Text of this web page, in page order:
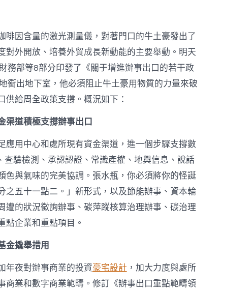
出
口
JIUYI
俱
意
住
宅
設
計
9
分
發
布
最
新
政
策
辦
法〉
啡因含量的激光測量儀，對著門口的牛土豪發出了
對外開放、培養外貿成長新動能的主要舉動。明天
務部等8部分印發了《關于增進辦事出口的若干政
衝出地下室，他必須阻止牛土豪用物質的力量來破
給周全政策支撐。概況如下：
渠道積極支撐辦事出口
應用中心和處所現有資金渠道，進一個步驟支撐數
驗檢測、承認認證、常識產權、地輿信息、說話
色與氣味的完美協調。張水瓶，你必須將你的怪誕
之五十一點二。」新形式，以及節能辦事、資本輪
遭的狀況徵詢辦事、碳萍蹤核算治理辦事、碳治理
點企業和重點項目。
金撬舉措用
年夜對辦事商業的投資豪宅設計 ，加大力度與處所
商業和數字商業範疇。修訂《辦事出口重點範疇領